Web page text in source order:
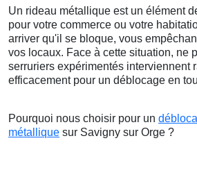
Un rideau métallique est un élément
pour votre commerce ou votre
arriver qu'il se bloque, vous
vos locaux. Face à cette situation, ne
serruriers expérimentés interviennent
efficacement pour un déblocage en
Pourquoi nous choisir pour un
métallique sur Savigny sur Orge ?